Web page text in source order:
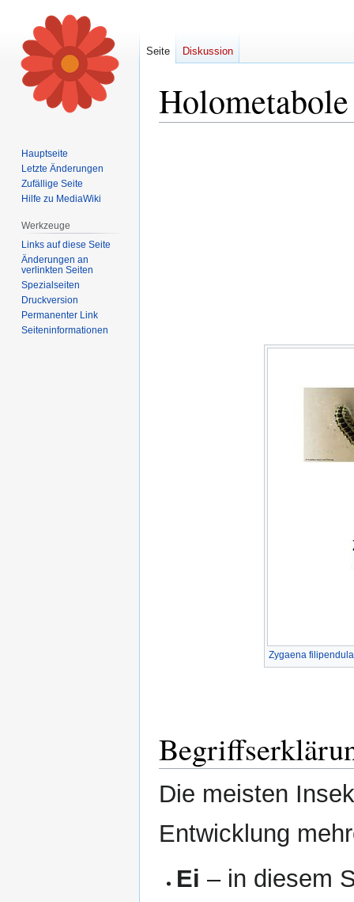
Zygaena
Die meisten
Entwicklung
Ei – in diesem
Seite Diskussion
Hauptseite
Letzte Änderungen
Zufällige Seite
Hilfe zu MediaWiki
Werkzeuge
Links auf diese Seite
Änderungen an
verlinkten Seiten
Spezialseiten
Druckversion
Permanenter Link
Seiten­informationen